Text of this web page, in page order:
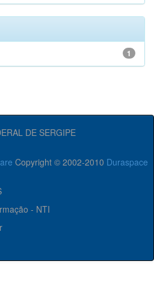
1
DE SERGIPE
Copyright © 2002-2010 Duraspace
- NTI